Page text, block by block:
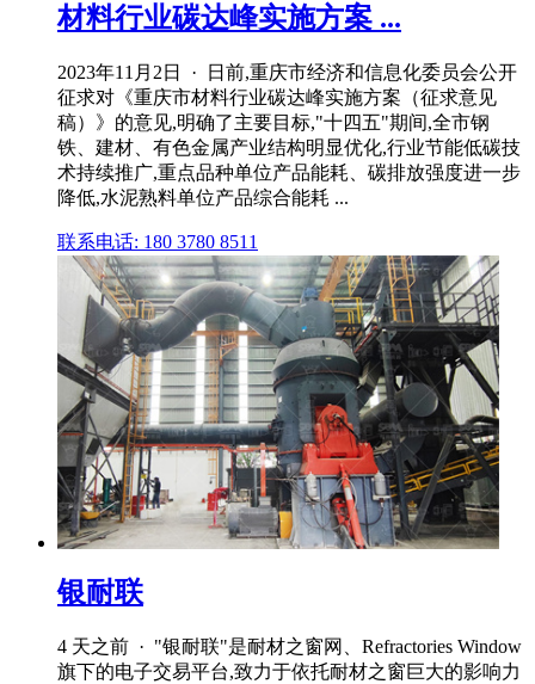
材料行业碳达峰实施方案 ...
2023年11月2日 · 日前,重庆市经济和信息化委员会公开
征求对《重庆市材料行业碳达峰实施方案（征求意见
稿）》的意见,明确了主要目标,"十四五"期间,全市钢
铁、建材、有色金属产业结构明显优化,行业节能低碳技
术持续推广,重点品种单位产品能耗、碳排放强度进一步
降低,水泥熟料单位产品综合能耗 ...
联系电话: 180 3780 8511
银耐联
4 天之前 · "银耐联"是耐材之窗网、Refractories Window
旗下的电子交易平台,致力于依托耐材之窗巨大的影响力